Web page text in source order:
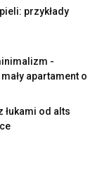
przykłady
-
apartament o
łukami od alts